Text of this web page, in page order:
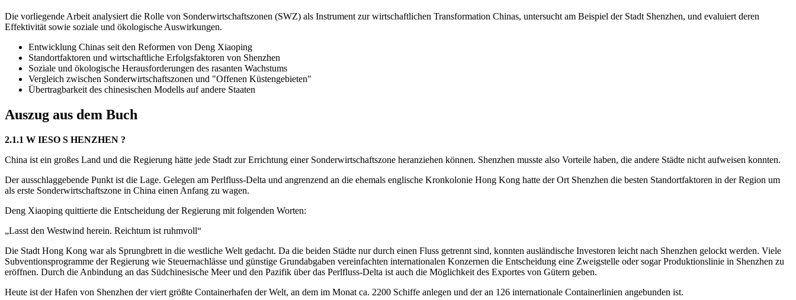
Die vorliegende Arbeit analysiert die Rolle von Sonderwirtschaftszonen (SWZ) als Instrument zur wirtschaftlichen Transformation Chinas, untersucht am Beispiel der Stadt Shenzhen, und evaluiert deren
Effektivität sowie soziale und ökologische Auswirkungen.
Entwicklung Chinas seit den Reformen von Deng Xiaoping
Standortfaktoren und wirtschaftliche Erfolgsfaktoren von Shenzhen
Soziale und ökologische Herausforderungen des rasanten Wachstums
Vergleich zwischen Sonderwirtschaftszonen und "Offenen Küstengebieten"
Übertragbarkeit des chinesischen Modells auf andere Staaten
Auszug aus dem Buch
2.1.1 W IESO S HENZHEN ?
China ist ein großes Land und die Regierung hätte jede Stadt zur Errichtung einer Sonderwirtschaftszone heranziehen können. Shenzhen musste also Vorteile haben, die andere Städte nicht aufweisen konnten.
Der ausschlaggebende Punkt ist die Lage. Gelegen am Perlfluss-Delta und angrenzend an die ehemals englische Kronkolonie Hong Kong hatte der Ort Shenzhen die besten Standortfaktoren in der Region um
als erste Sonderwirtschaftszone in China einen Anfang zu wagen.
Deng Xiaoping quittierte die Entscheidung der Regierung mit folgenden Worten:
„Lasst den Westwind herein. Reichtum ist ruhmvoll“
Die Stadt Hong Kong war als Sprungbrett in die westliche Welt gedacht. Da die beiden Städte nur durch einen Fluss getrennt sind, konnten ausländische Investoren leicht nach Shenzhen gelockt werden. Viele
Subventionsprogramme der Regierung wie Steuernachlässe und günstige Grundabgaben vereinfachten internationalen Konzernen die Entscheidung eine Zweigstelle oder sogar Produktionslinie in Shenzhen zu
eröffnen. Durch die Anbindung an das Südchinesische Meer und den Pazifik über das Perlfluss-Delta ist auch die Möglichkeit des Exportes von Gütern geben.
Heute ist der Hafen von Shenzhen der viert größte Containerhafen der Welt, an dem im Monat ca. 2200 Schiffe anlegen und der an 126 internationale Containerlinien angebunden ist.